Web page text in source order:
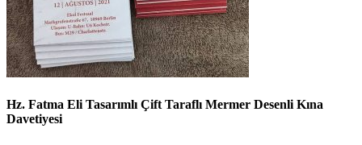
Hz. Fatma Eli Tasarımlı Çift Taraflı Mermer Desenli Kına
Davetiyesi